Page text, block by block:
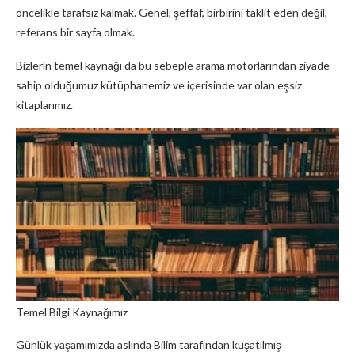
öncelikle tarafsız kalmak. Genel, şeffaf, birbirini taklit eden değil,
referans bir sayfa olmak.
Bizlerin temel kaynağı da bu sebeple arama motorlarından ziyade
sahip olduğumuz kütüphanemiz ve içerisinde var olan eşsiz
kitaplarımız.
Temel Bilgi Kaynağımız
Günlük yaşamımızda aslında Bilim tarafından kuşatılmış